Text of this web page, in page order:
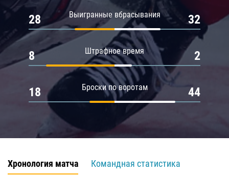
Выигранные вбрасывания
28 32
Штрафное время
8 2
Броски по воротам
18 44
Хронология матча
Командная статистика